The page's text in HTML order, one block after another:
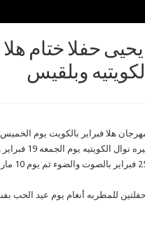
حفلا ختام هلا
وبلقيس
بلقيس ويختتم
الكويت
للمطربه أنغام يوم عيد الحب